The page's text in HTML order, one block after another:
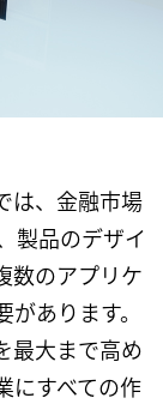
は、金融市場
製品のデザイ
数のアプリケ
あります。
最大まで高め
にすべての作